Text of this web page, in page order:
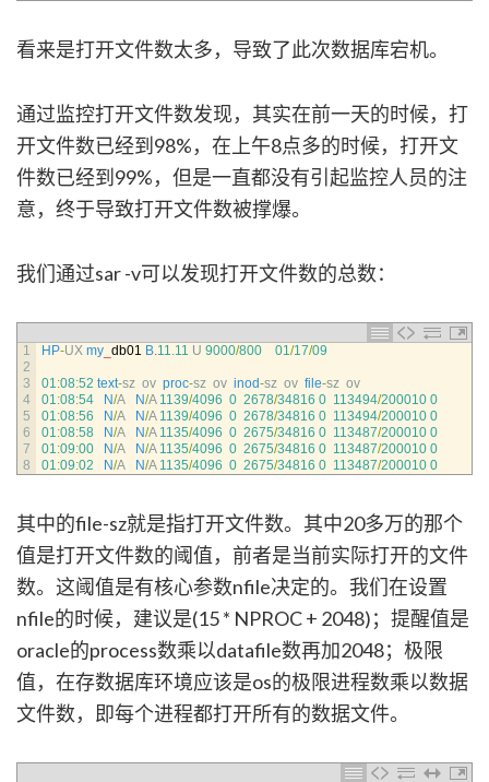
看来是打开文件数太多，导致了此次数据库宕机。
通过监控打开文件数发现，其实在前一天的时候，打
开文件数已经到98%，在上午8点多的时候，打开文
件数已经到99%，但是一直都没有引起监控人员的注
意，终于导致打开文件数被撑爆。
我们通过sar -v可以发现打开文件数的总数：
1
2
3
4
5
6
7
8
HP-UX my db01 B.11.11 U 9000/800 01/17/09
01:08:52 text-sz ov proc-sz ov inod-sz ov file-sz ov
01:08:54 N/A N/A 1139/4096 0 2678/34816 0 113494/200010 0
01:08:56 N/A N/A 1139/4096 0 2678/34816 0 113494/200010 0
01:08:58 N/A N/A 1135/4096 0 2675/34816 0 113487/200010 0
01:09:00 N/A N/A 1135/4096 0 2675/34816 0 113487/200010 0
01:09:02 N/A N/A 1135/4096 0 2675/34816 0 113487/200010 0
其中的file-sz就是指打开文件数。其中20多万的那个
值是打开文件数的阈值，前者是当前实际打开的文件
数。这阈值是有核心参数nfile决定的。我们在设置
nfile的时候，建议是(15 * NPROC + 2048)；提醒值是
oracle的process数乘以datafile数再加2048；极限
值，在存数据库环境应该是os的极限进程数乘以数据
文件数，即每个进程都打开所有的数据文件。